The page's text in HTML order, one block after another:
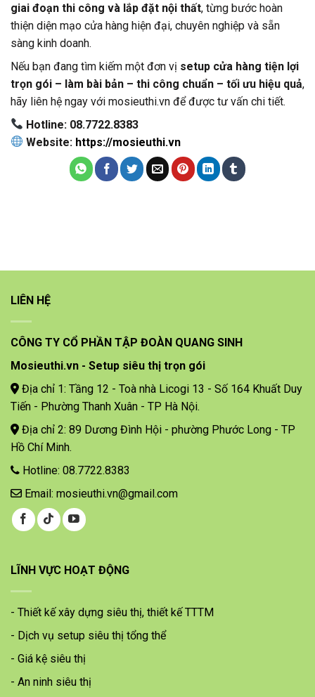
giai đoạn thi công và lắp đặt nội thất, từng bước hoàn
thiện diện mạo cửa hàng hiện đại, chuyên nghiệp và sẵn
sàng kinh doanh.
Nếu bạn đang tìm kiếm một đơn vị setup cửa hàng tiện lợi
trọn gói – làm bài bản – thi công chuẩn – tối ưu hiệu quả,
hãy liên hệ ngay với mosieuthi.vn để được tư vấn chi tiết.
Hotline: 08.7722.8383
Website: https://mosieuthi.vn
LIÊN HỆ
CÔNG TY CỔ PHẦN TẬP ĐOÀN QUANG SINH
Mosieuthi.vn - Setup siêu thị trọn gói
Địa chỉ 1: Tầng 12 - Toà nhà Licogi 13 - Số 164 Khuất Duy
Tiến - Phường Thanh Xuân - TP Hà Nội.
Địa chỉ 2: 89 Dương Đình Hội - phường Phước Long - TP
Hồ Chí Minh.
Hotline: 08.7722.8383
Email: mosieuthi.vn@gmail.com
LĨNH VỰC HOẠT ĐỘNG
- Thiết kế xây dựng siêu thị, thiết kế TTTM
- Dịch vụ setup siêu thị tổng thể
- Giá kệ siêu thị
- An ninh siêu thị